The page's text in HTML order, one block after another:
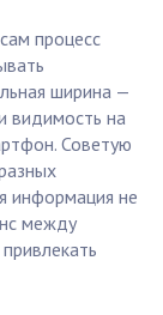
процесс
ширина —
видимость на
Советую
информация не
между